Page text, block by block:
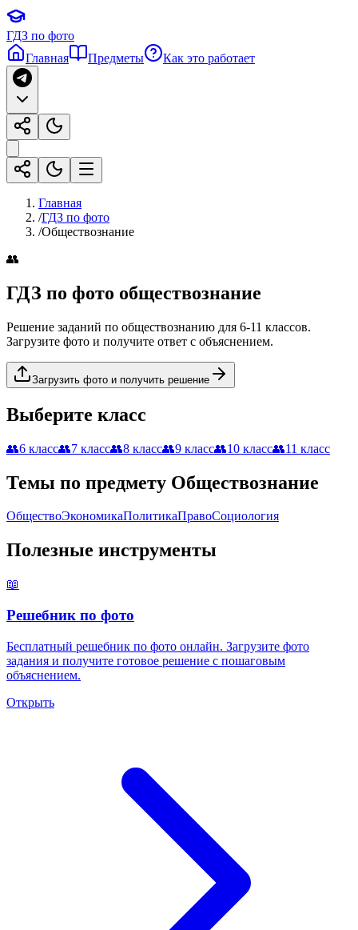
ГДЗ по фото
Главная
Предметы Как это работает
Главная
/ГДЗ по фото
/Обществознание
👥
ГДЗ по фото обществознание
Решение заданий по обществознанию для 6-11 классов.
Загрузите фото и получите ответ с объяснением.
Загрузить фото и получить решение
Выберите класс
👥6 класс👥7 класс👥8 класс👥9 класс👥10 класс👥11 класс
Темы по предмету Обществознание
ОбществоЭкономикаПолитикаПравоСоциология
Полезные инструменты
📖
Решебник по фото
Бесплатный решебник по фото онлайн. Загрузите фото
задания и получите готовое решение с пошаговым
объяснением.
Открыть